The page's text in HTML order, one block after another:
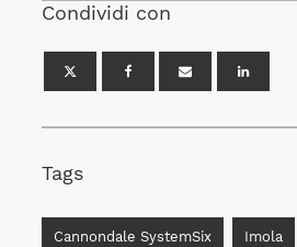
Condividi con
Tags
Cannondale SystemSix Imola